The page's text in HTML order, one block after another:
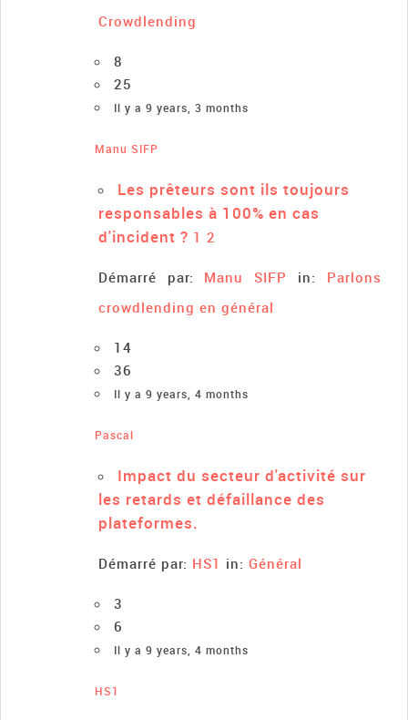
Crowdlending
8
25
Il y a 9 years, 3 months
Manu SIFP
Les prêteurs sont ils toujours
responsables à 100% en cas
d'incident ? 1 2
Démarré par: Manu SIFP in: Parlons
crowdlending en général
14
36
Il y a 9 years, 4 months
Pascal
Impact du secteur d'activité sur
les retards et défaillance des
plateformes.
Démarré par: HS1 in: Général
3
6
Il y a 9 years, 4 months
HS1